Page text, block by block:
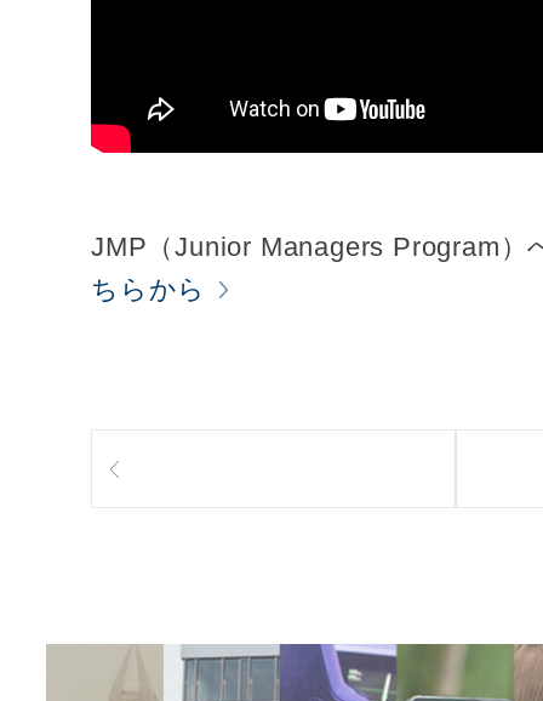
JMP（Junior Managers Program
ちらから